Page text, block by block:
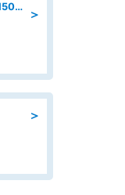
＞
一般事務・OA事務/事務&軽作業時給1500円土日祝休み各種社保完備
＞